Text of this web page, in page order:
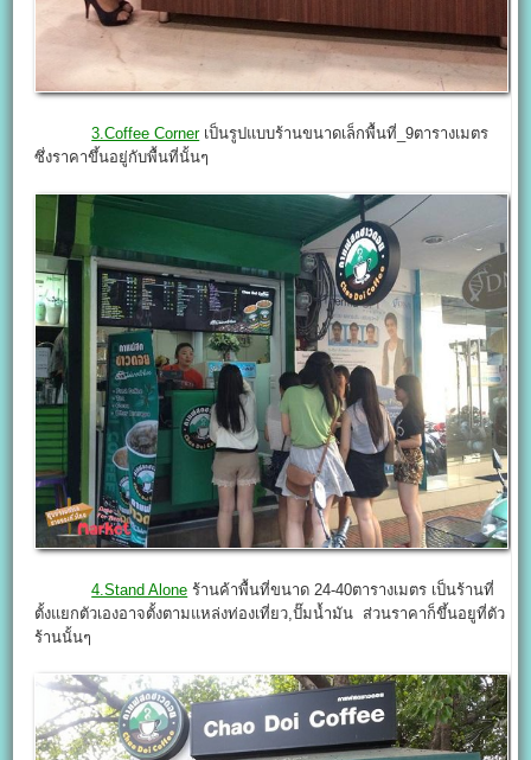
3.Coffee Cornerเป็นรูปแบบร้านขนาดเล็กพื้นที่_9ตารางเมตร
ซึ่งราคาขึ้นอยู่กับพื้นที่นั้นๆ
4.Stand Alone ร้านค้าพื้นที่ขนาด 24-40ตารางเมตร เป็นร้านที่
ตั้งแยกตัวเองอาจตั้งตามแหล่งท่องเที่ยว,ปั๊มน้ำมัน ส่วนราคาก็ขึ้นอยูที่ตัว
ร้านนั้นๆ